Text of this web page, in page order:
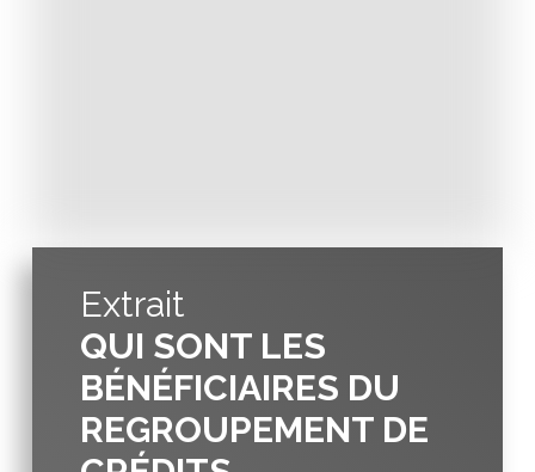
Extrait
QUI SONT LES
BÉNÉFICIAIRES DU
REGROUPEMENT DE